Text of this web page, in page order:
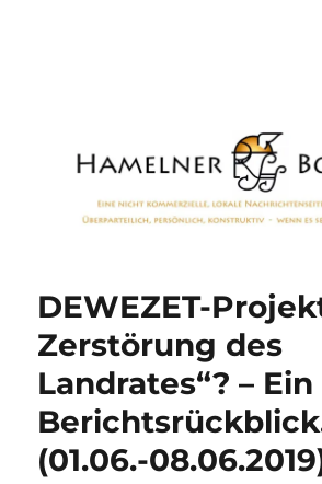
DEWEZET-
Zerstörung des
Landrates“? – Ein
(01.06.-